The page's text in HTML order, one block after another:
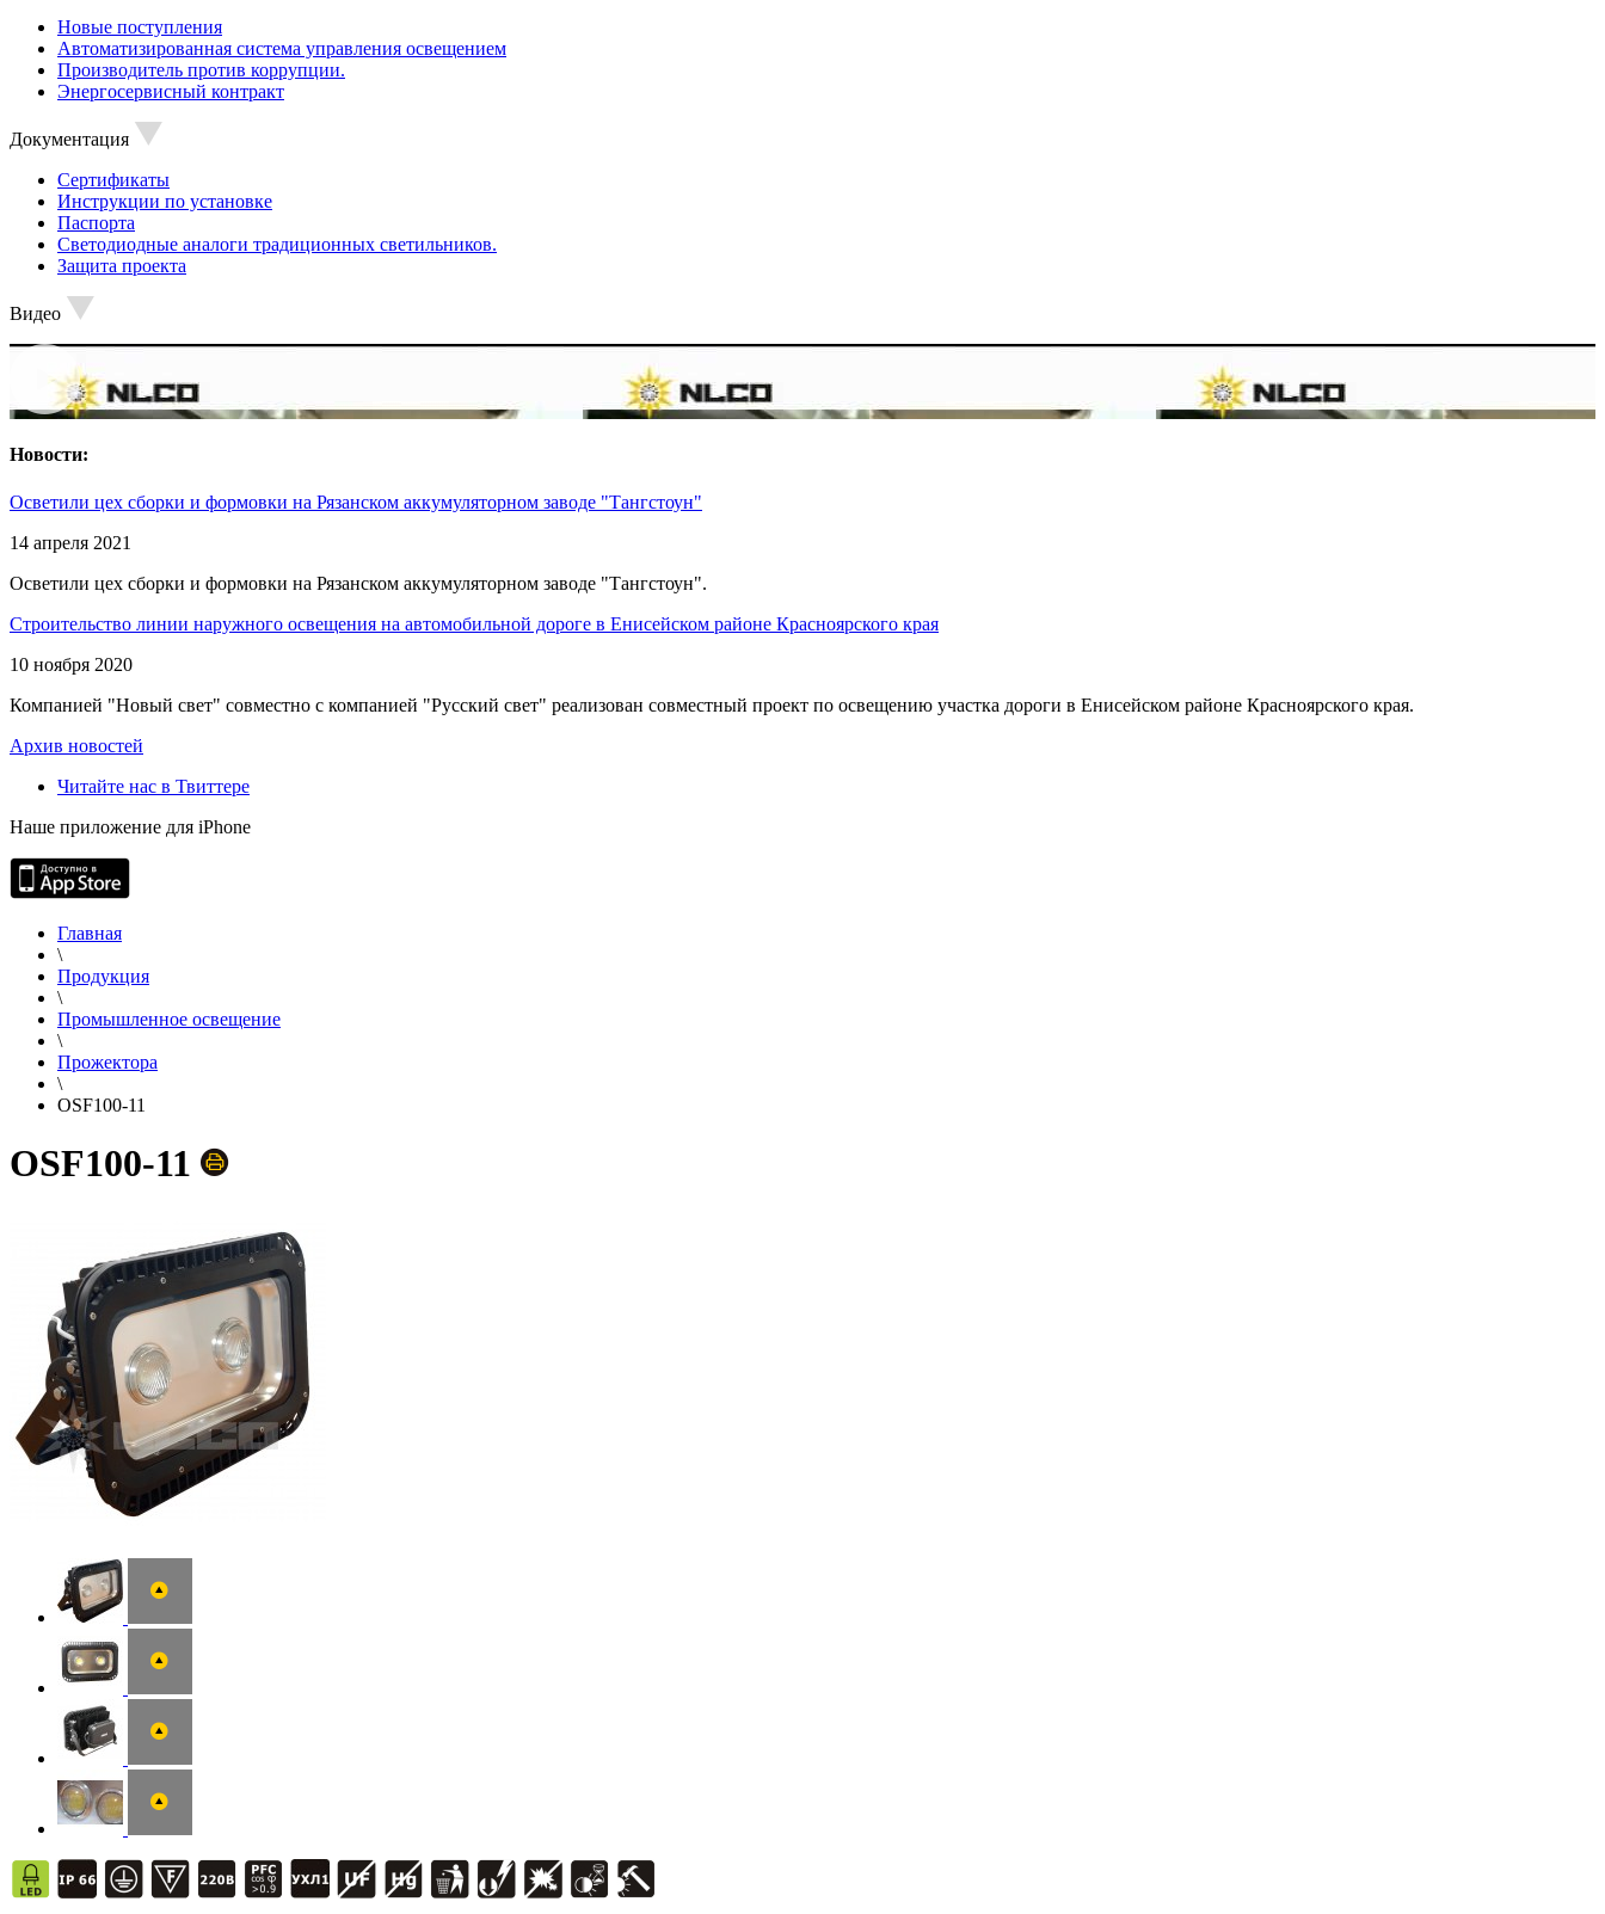
Новые поступления
Автоматизированная система управления освещением
Производитель против коррупции.
Энергосервисный контракт
Документация
Сертификаты
Инструкции по установке
Паспорта
Светодиодные аналоги традиционных светильников.
Защита проекта
Видео
Новости:
Осветили цех сборки и формовки на Рязанском аккумуляторном заводе "Тангстоун"
14 апреля 2021
Осветили цех сборки и формовки на Рязанском аккумуляторном заводе "Тангстоун".
Строительство линии наружного освещения на автомобильной дороге в Енисейском районе Красноярского края
10 ноября 2020
Компанией "Новый свет" совместно с компанией "Русский свет" реализован совместный проект по освещению участка дороги в Енисейском районе Красноярского края.
Архив новостей
Читайте нас в Твиттере
Наше приложение для iPhone
Главная
\
Продукция
\
Промышленное освещение
\
Прожектора
\
OSF100-11
OSF100-11